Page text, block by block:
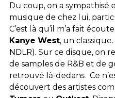
Du coup, on a sympathisé
musique de chez lui,
C’est là qu’il m’a fait
Kanye West, un classique.
NDLR). Sur ce disque, on
de samples de R&B et de
retrouvé là-dedans. Ce
découvert des artistes